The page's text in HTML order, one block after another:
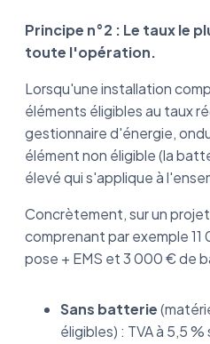
Principe n°2 : Le taux le
toute l'opération.
Lorsqu'une installation
éléments éligibles au taux
gestionnaire d'énergie,
élément non éligible (la
élevé qui s'applique à
Concrètement, sur un
comprenant par exemple
pose + EMS et 3 000 € de
Sans batterie
éligibles) : TVA à 5,5